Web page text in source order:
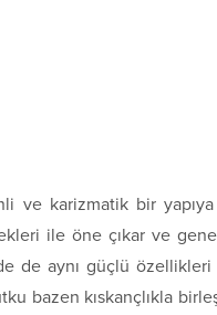
ve karizmatik bir
ile öne çıkar ve
de aynı güçlü
bazen kıskançlıkla